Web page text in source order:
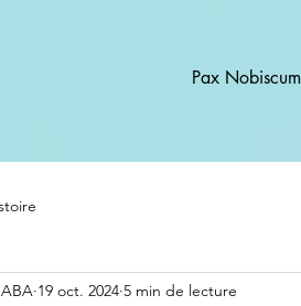
Pax Nobiscum
19 oct. 2024 5 min de lecture